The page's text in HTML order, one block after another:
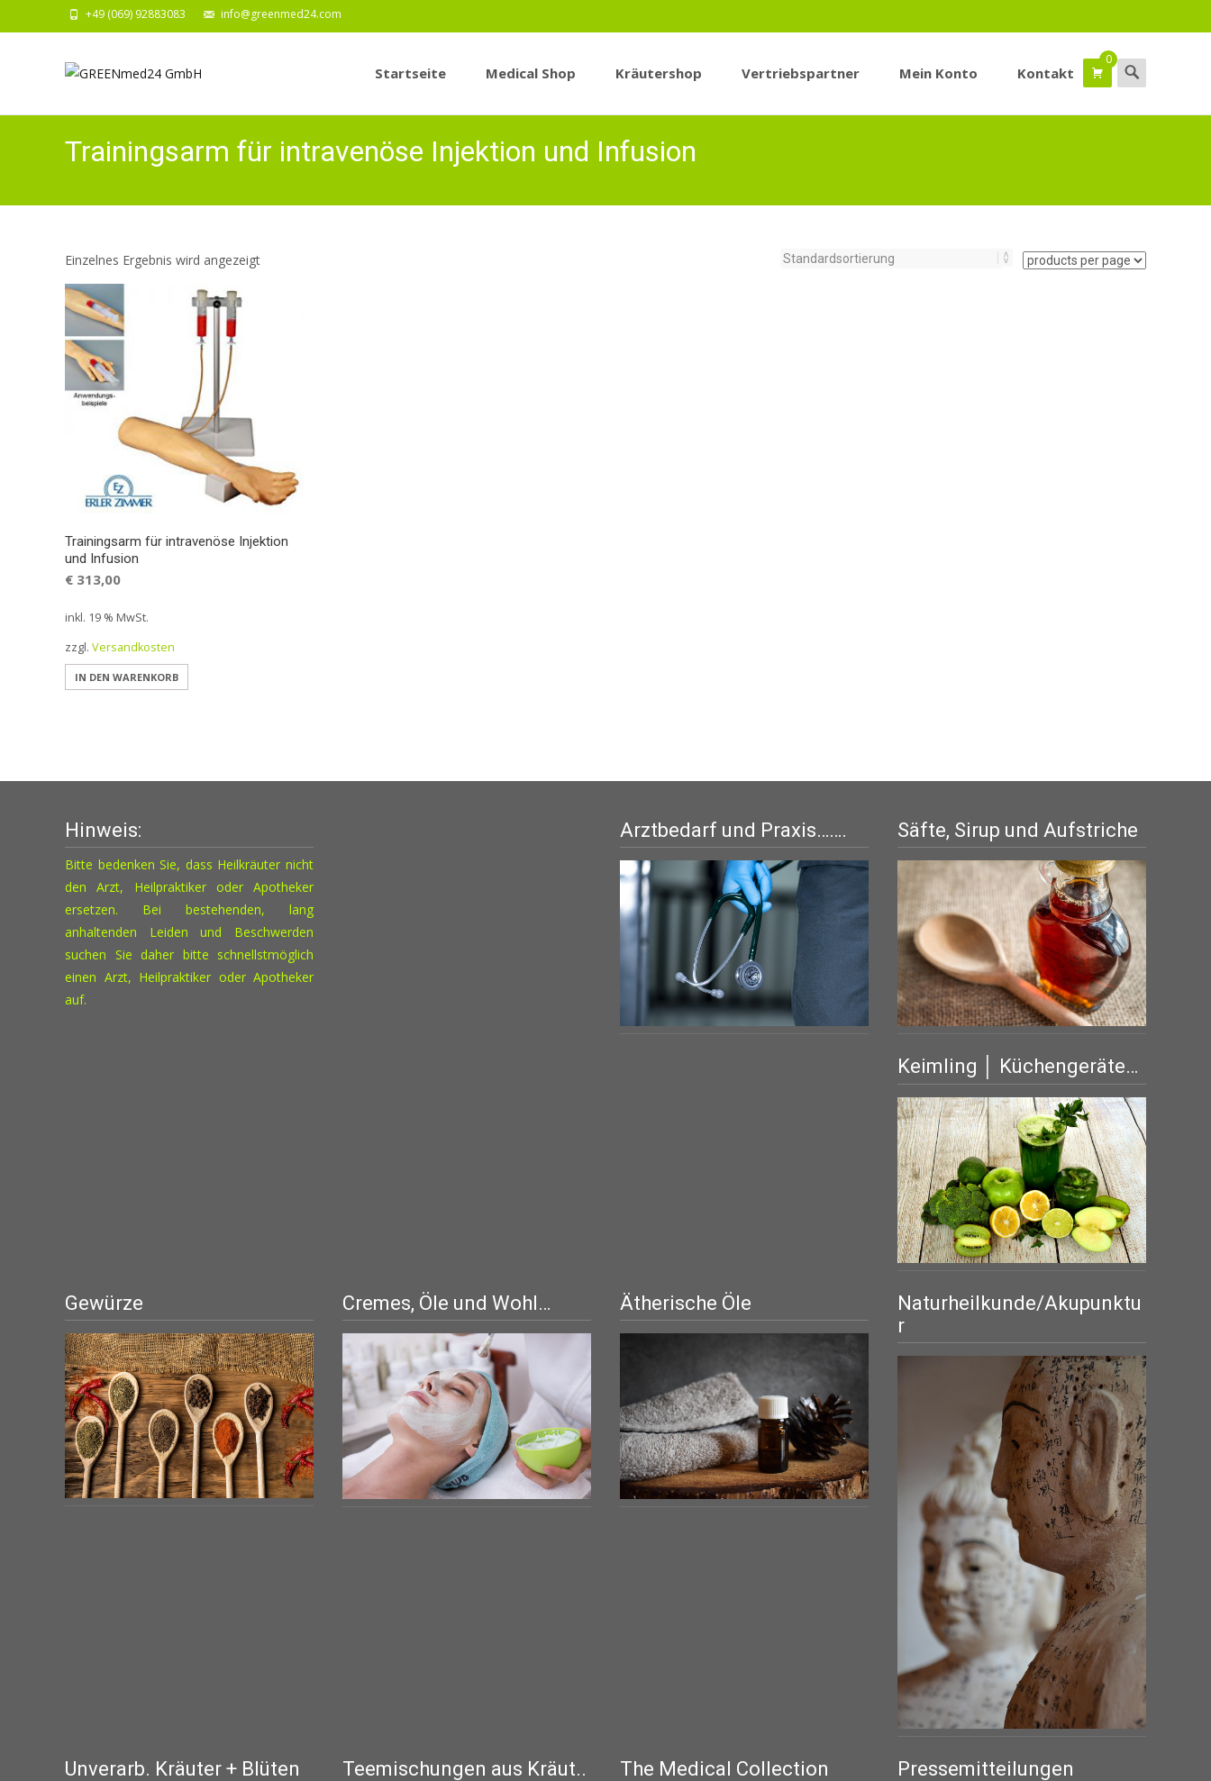
+49 (069) 92883083 info@greenmed24.com
InhaltStartseite Medical Shop Kräutershop Vertriebspartner Mein Konto Kontakt
0 Suchen
nach:
Trainingsarm für intravenöse Injektion und Infusion
Einzelnes Ergebnis wird angezeigt
Trainingsarm für intravenöse Injektion
und Infusion
€ 313,00
inkl. 19 % MwSt.
zzgl. Versandkosten
IN DEN WARENKORB
Hinweis:
Bitte bedenken Sie, dass Heilkräuter nicht
den Arzt, Heilpraktiker oder Apotheker
ersetzen. Bei bestehenden, lang
anhaltenden Leiden und Beschwerden
suchen Sie daher bitte schnellstmöglich
einen Arzt, Heilpraktiker oder Apotheker
auf.
Arztbedarf und Praxis……. Säfte, Sirup und Aufstriche
Keimling │ Küchengeräte…
Gewürze Cremes, Öle und Wohl… Ätherische Öle
Naturheilkunde/Akupunktu
r
Unverarb. Kräuter + Blüten Teemischungen aus Kräut.. The Medical Collection Pressemitteilungen